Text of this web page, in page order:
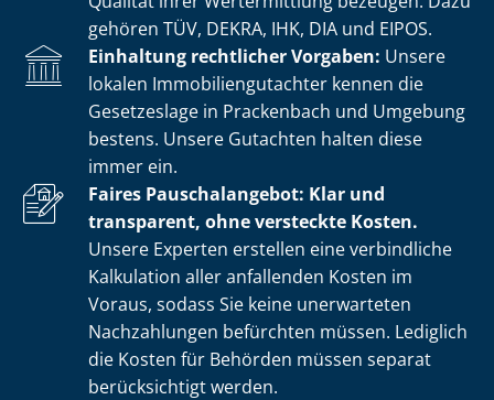
gehören TÜV, DEKRA, IHK, DIA und EIPOS.
Einhaltung rechtlicher Vorgaben: Unsere
lokalen Im­mo­bi­li­en­gut­ach­ter kennen die
Gesetzeslage in Prackenbach und Umgebung
bestens. Unsere Gutachten halten diese
immer ein.
Faires Pauschalangebot: Klar und
transparent, ohne versteckte Kosten.
Unsere Experten erstellen eine verbindliche
Kalkulation aller anfallenden Kosten im
Voraus, sodass Sie keine unerwarteten
Nachzahlungen befürchten müssen. Lediglich
die Kosten für Behörden müssen separat
berücksichtigt werden.